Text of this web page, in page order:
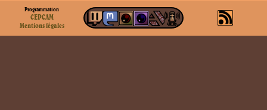
Programmation
CEPCAM
Mentions légales